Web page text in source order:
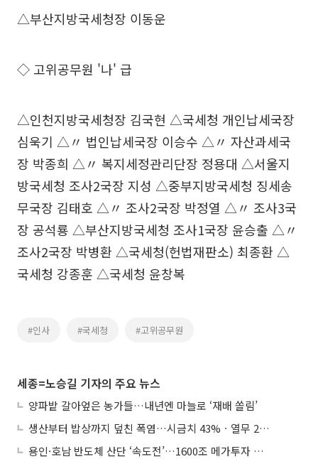
△부산지방국세청장 이동운
◇ 고위공무원 '나' 급
△인천지방국세청장 김국현 △국세청 개인납세국장
심욱기 △〃 법인납세국장 이승수 △〃 자산과세국
장 박종희 △〃 복지세정관리단장 정용대 △서울지
방국세청 조사2국장 지성 △중부지방국세청 징세송
무국장 김태호 △〃 조사2국장 박정열 △〃 조사3국
장 공석룡 △부산지방국세청 조사1국장 윤승출 △〃
조사2국장 박병환 △국세청(헌법재판소) 최종환 △
국세청 강종훈 △국세청 윤창복
#인사 #국세청 #고위공무원
세종=노승길 기자의 주요 뉴스
양파밭 갈아엎은 농가들…내년엔 마늘로 ‘재배 쏠림’
생산부터 밥상까지 덮친 폭염…시금치 43%ㆍ열무 28% 급등
용인·호남 반도체 산단 ‘속도전’…1600조 메가투자 이행 총력